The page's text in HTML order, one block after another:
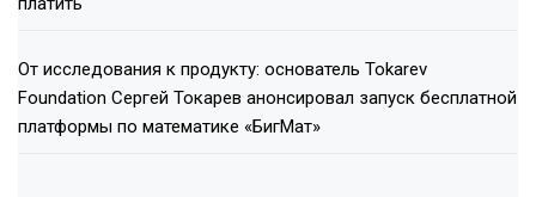
От исследования к продукту: основатель Tokarev
Foundation Сергей Токарев анонсировал запуск бесплатной
платформы по математике «БигМат»